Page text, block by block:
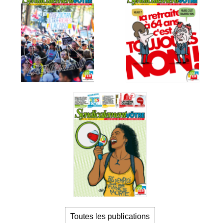
Toutes les publications